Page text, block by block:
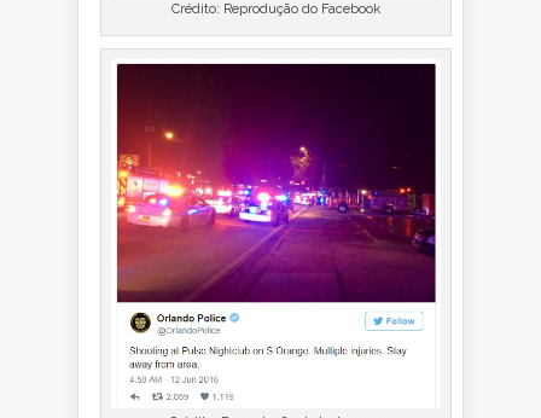
Crédito: Reprodução do Facebook